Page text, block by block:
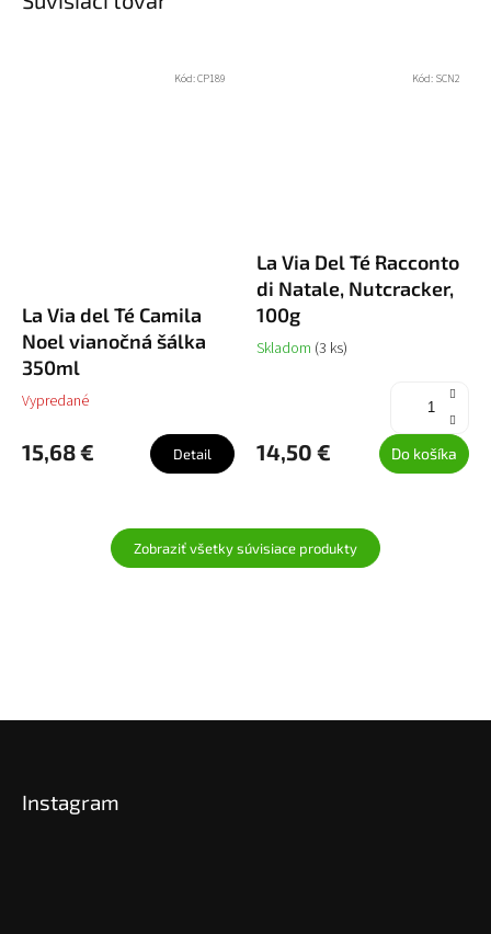
La Via del Té Camila
Noel vianočná šálka
350ml
Vypredané
15,68 € Detail
Kód:CP189
La Via Del Té Racconto
di Natale, Nutcracker,
100g
Skladom (3 ks)
14,50 € Do košíka
Kód: SCN2
Zobraziť všetky súvisiace produkty
Instagram